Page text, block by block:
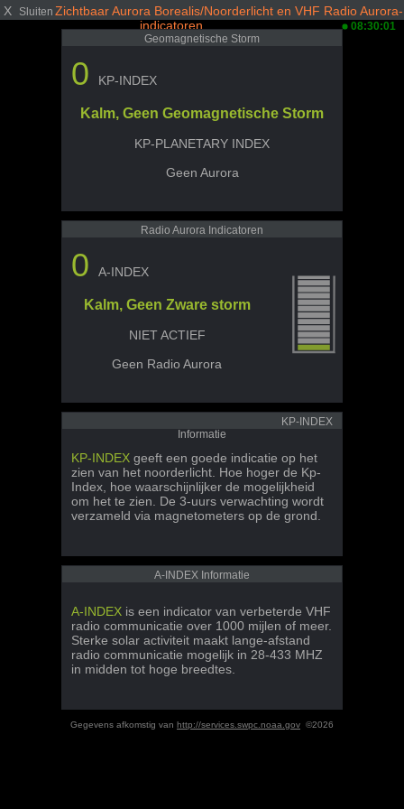
X Sluiten Zichtbaar Aurora Borealis/Noorderlicht en VHF Radio Aurora-
indicatoren
08:30:01
Geomagnetische Storm
0 KP-INDEX
Kalm, Geen Geomagnetische Storm
KP-PLANETARY INDEX
Geen Aurora
Radio Aurora Indicatoren
0 A-INDEX
Kalm, Geen Zware storm
NIET ACTIEF
Geen Radio Aurora
KP-INDEX
Informatie
KP-INDEX geeft een goede indicatie op het
zien van het noorderlicht. Hoe hoger de Kp-
Index, hoe waarschijnlijker de mogelijkheid
om het te zien. De 3-uurs verwachting wordt
verzameld via magnetometers op de grond.
A-INDEX Informatie
A-INDEX is een indicator van verbeterde VHF
radio communicatie over 1000 mijlen of meer.
Sterke solar activiteit maakt lange-afstand
radio communicatie mogelijk in 28-433 MHZ
in midden tot hoge breedtes.
Gegevens afkomstig van http://services.swpc.noaa.gov ©2026